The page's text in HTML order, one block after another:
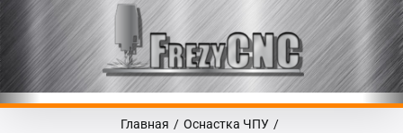
Главная / Оснастка ЧПУ /